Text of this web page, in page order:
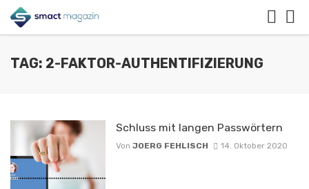
TAG: 2-FAKTOR-AUTHENTIFIZIERUNG
Schluss mit langen Passwörtern
Von JOERG FEHLISCH 14. Oktober 2020